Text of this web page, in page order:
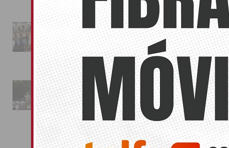
La magia de la Entrada Mora
conquista las calles de
Almoradí
01/08/2026
La fiesta se adueña de
Almoradí con la presentación
de los cargos festeros y la
toma del castillo
31/07/2026